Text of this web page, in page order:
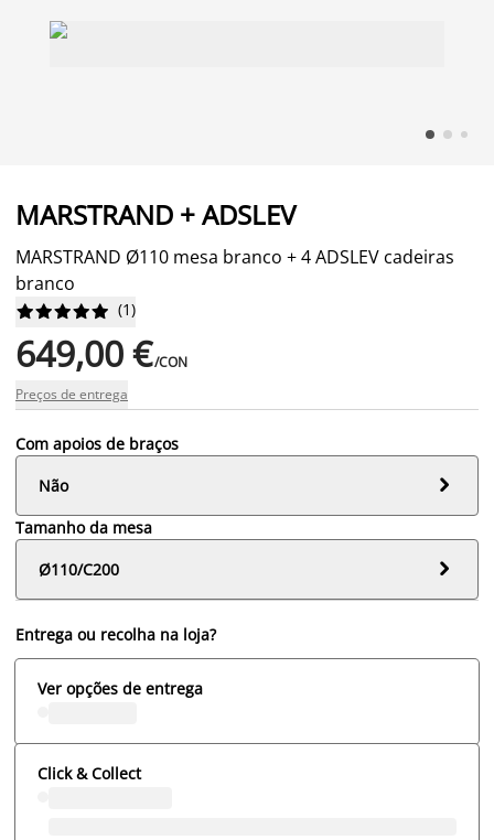
MARSTRAND + ADSLEV
MARSTRAND Ø110 mesa branco + 4 ADSLEV cadeiras
branco





 (1)
649,00 €/CON
Preços de entrega
Com apoios de braços
Não

Tamanho da mesa
Ø110/C200

Entrega ou recolha na loja?
Ver opções de entrega
Click & Collect